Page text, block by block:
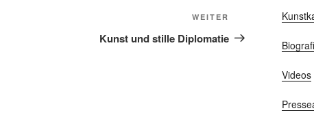
Beitrag
WEITER
Kunst und stille Diplomatie
Videos